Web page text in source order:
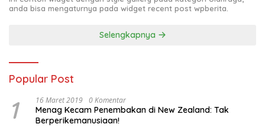
anda bisa mengaturnya pada widget recent post wpberita.
Selengkapnya
Popular Post
1 16 Maret 2019 0 Komentar
Menag Kecam Penembakan di New Zealand: Tak
Berperikemanusiaan!